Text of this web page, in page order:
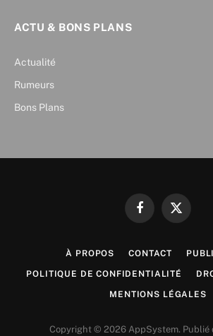
ACTU & BONS PLANS
Actualité
Rumeurs
Bons Plans
FacebookX
À PROPOS CONTACT
POLITIQUE DE CONFIDENTIALITÉ
MENTIONS LÉGALES
Copyright © 2026 AppSystem. Publié